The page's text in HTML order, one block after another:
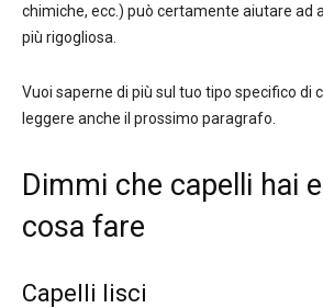
chimiche, ecc.) può certamente aiutare ad
più rigogliosa.
Vuoi saperne di più sul tuo tipo specifico di
leggere anche il prossimo paragrafo.
Dimmi che capelli hai
cosa fare
Capelli lisci